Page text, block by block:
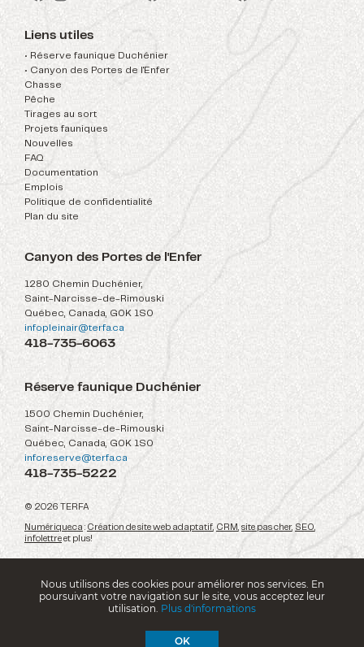
Liens utiles
• Réserve faunique Duchénier
Nouvelles
• Canyon des Portes de l'Enfer
FAQ
Chasse
Documentation
Pêche
Emplois
Tirages au sort
Politique de confidentialité
Projets fauniques
Plan du site
Canyon des Portes de l'Enfer
1280 Chemin Duchénier,
Saint-Narcisse-de-Rimouski
Québec, Canada, G0K 1S0
infopleinair@terfa.ca
418-735-6063
Réserve faunique Duchénier
1500 Chemin Duchénier,
Saint-Narcisse-de-Rimouski
Québec, Canada, G0K 1S0
inforeserve@terfa.ca
418-735-5222
© 2026 TERFA
Numérique.ca : Création de site web adaptatif, CRM, site pas cher, SEO,
infolettre et plus!
Nous utilisons des cookies pour améliorer nos services. En
poursuivant votre navigation sur le site, vous acceptez leur
utilisation. Plus d'informations
OK